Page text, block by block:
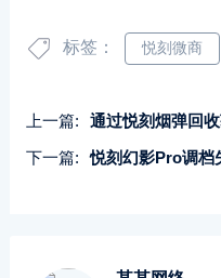
标签： 悦刻微商
上一篇:
通过悦刻烟弹回
下一篇:
悦刻幻影Pro调档